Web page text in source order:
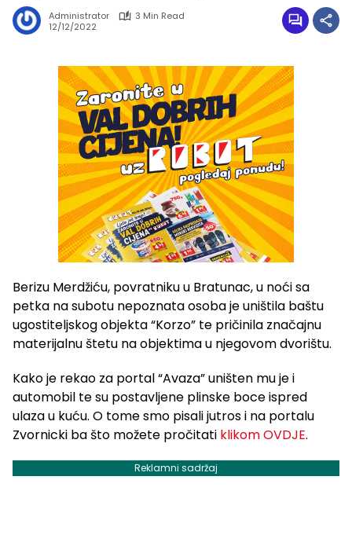
Administrator
3 Min Read
12/12/2022
Berizu Merdžiću, povratniku u Bratunac, u noći sa
petka na subotu nepoznata osoba je uništila baštu
ugostiteljskog objekta “Korzo” te pričinila značajnu
materijalnu štetu na objektima u njegovom dvorištu.
Kako je rekao za portal “Avaza” uništen mu je i
automobil te su postavljene plinske boce ispred
ulaza u kuću. O tome smo pisali jutros i na portalu
Zvornicki ba što možete pročitati klikom OVDJE.
Reklamni sadržaj